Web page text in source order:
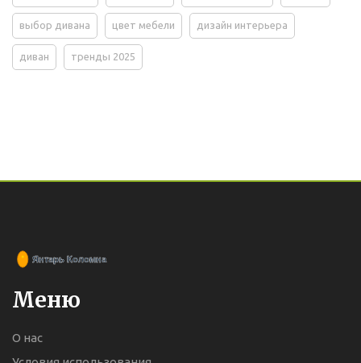
выбор дивана цвет мебели дизайн интерьера
диван тренды 2025
Меню
О нас